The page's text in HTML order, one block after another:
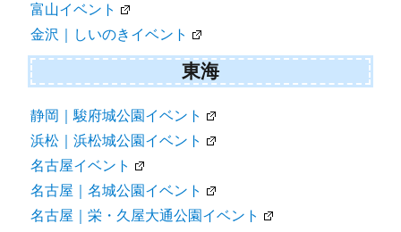
富山イベント
金沢｜しいのきイベント
東海
静岡｜駿府城公園イベント
浜松｜浜松城公園イベント
名古屋イベント
名古屋｜名城公園イベント
名古屋｜栄・久屋大通公園イベント